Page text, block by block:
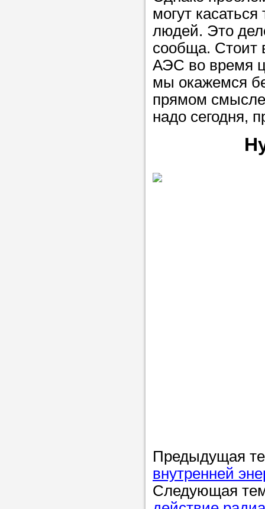
могут
людей. Это
сообща. Стоит
АЭС во время
мы окажемся
прямом смысле
надо сегодня,
Предыдущая
внутренней
Следующая